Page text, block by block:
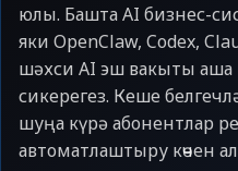
юлы. Башта AI бизнес-
яки OpenClaw, Codex,
шәхси AI эш вакыты аша
сикерегез. Кеше
шуңа күрә абонентлар
автоматлаштыру көчен